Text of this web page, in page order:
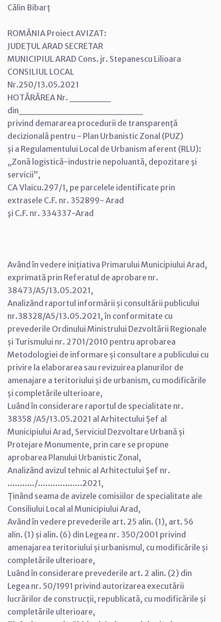
Călin Bibarț
ROMÂNIA Proiect AVIZAT:
JUDEŢUL ARAD SECRETAR
MUNICIPIUL ARAD Cons. jr. Stepanescu Lilioara
CONSILIUL LOCAL
Nr.250/13.05.2021
HOTĂRÂREA Nr. ______
din__________________
privind demararea procedurii de transparență
decizională pentru - Plan Urbanistic Zonal (PUZ)
și a Regulamentului Local de Urbanism aferent (RLU):
„Zonă logistică-industrie nepoluantă, depozitare şi
servicii”,
CA Vlaicu.297/1, pe parcelele identificate prin
extrasele C.F. nr. 352899- Arad
şi C.F. nr. 334337-Arad
Având în vedere inițiativa Primarului Municipiului Arad,
exprimată prin Referatul de aprobare nr.
38473/A5/13.05.2021,
Analizând raportul informării și consultării publicului
nr.38328/A5/13.05.2021, în conformitate cu
prevederile Ordinului Ministrului Dezvoltării Regionale
și Turismului nr. 2701/2010 pentru aprobarea
Metodologiei de informare și consultare a publicului cu
privire la elaborarea sau revizuirea planurilor de
amenajare a teritoriului și de urbanism, cu modificările
și completările ulterioare,
Luând în considerare raportul de specialitate nr.
38358 /A5/13.05.2021 al Arhitectului Șef al
Municipiului Arad, Serviciul Dezvoltare Urbană și
Protejare Monumente, prin care se propune
aprobarea Planului Urbanistic Zonal,
Analizând avizul tehnic al Arhitectului Șef nr.
.........../..................2021,
Ținând seama de avizele comisiilor de specialitate ale
Consiliului Local al Municipiului Arad,
Având în vedere prevederile art. 25 alin. (1), art. 56
alin. (1) și alin. (6) din Legea nr. 350/2001 privind
amenajarea teritoriului și urbanismul, cu modificările și
completările ulterioare,
Luând în considerare prevederile art. 2 alin. (2) din
Legea nr. 50/1991 privind autorizarea executării
lucrărilor de construcții, republicată, cu modificările și
completările ulterioare,